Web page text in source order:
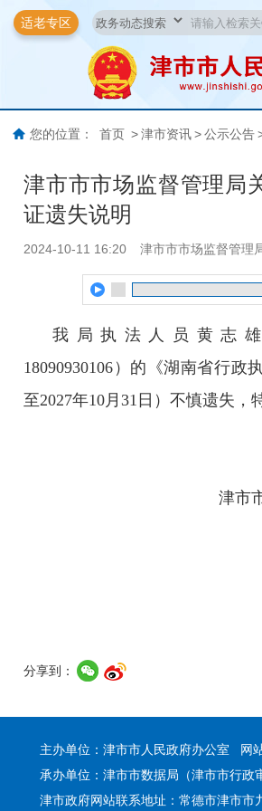
适老专区
您的位置： 首页 > 津市资讯 > 公示公告
津市市市场监督管理局
证遗失说明
2024-10-11 16:20 津市市市场监督管理
我局执法人员黄志
18090930106）的《湖南省行政
至2027年10月31日）不慎遗失，
津市
分享到：
主办单位：津市市人民政府办公室 网
承办单位：津市市数据局（津市市行政
津市政府网站联系地址：常德市津市市